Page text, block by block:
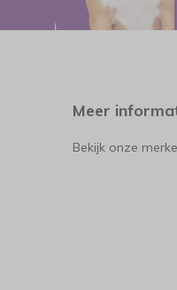
Meer
Bekijk onze